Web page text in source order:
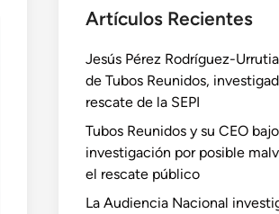
Artículos Recientes
Jesús Pérez Rodríguez-
de Tubos Reunidos,
rescate de la SEPI
Tubos Reunidos y su CEO bajo
investigación por posible
el rescate público
La Audiencia Nacional